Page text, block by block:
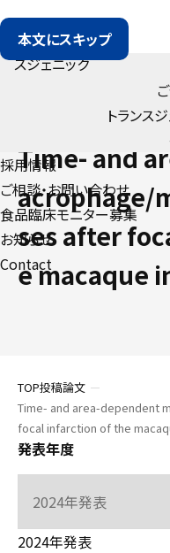
本文にスキップ
トランス
採用情報
ご相談・お問い合わせ
食品臨床モニター募集
お知らせ
Contact
Time- and
acrophage/
ses after
e macaque
TOP投稿論文
Time- and area-dependent
focal infarction of the
発表年度
2024年発表